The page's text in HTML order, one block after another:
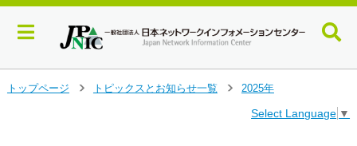
トップページ
トピックスとお知らせ一覧
2025年
Select Language ▼